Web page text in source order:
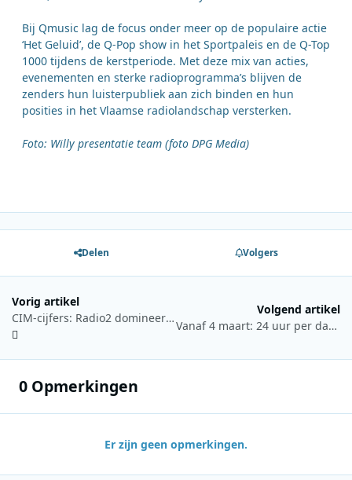
Bij Qmusic lag de focus onder meer op de populaire actie
‘Het Geluid’, de Q-Pop show in het Sportpaleis en de Q-Top
1000 tijdens de kerstperiode. Met deze mix van acties,
evenementen en sterke radioprogramma’s blijven de
zenders hun luisterpubliek aan zich binden en hun
posities in het Vlaamse radiolandschap versterken.
Foto: Willy presentatie team (foto DPG Media)
Delen Volgers
Vorig artikel
CIM-cijfers: Radio2 domineert, Studio Brussel en MNM groeien
Volgend artikel
Vanaf 4 maart: 24 uur per dag muziek op Top 40 TV
0 Opmerkingen
Er zijn geen opmerkingen.